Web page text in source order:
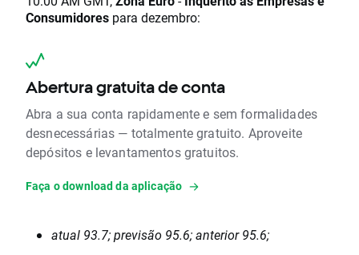
Consumidores para dezembro:
Abertura gratuita de conta
Abra a sua conta rapidamente e sem formalidades
desnecessárias — totalmente gratuito. Aproveite
depósitos e levantamentos gratuitos.
Faça o download da aplicação
atual 93.7; previsão 95.6; anterior 95.6;